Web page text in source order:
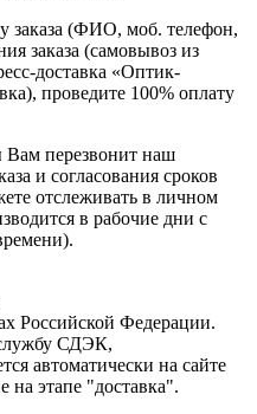
(ФИО, моб. телефон,
заказа (самовывоз из
доставка «Оптик-
проведите 100% оплату
перезвонит наш
и согласования сроков
отслеживать в личном
в рабочие дни с
Российской Федерации.
службу СДЭК,
автоматически на сайте
на этапе "доставка".